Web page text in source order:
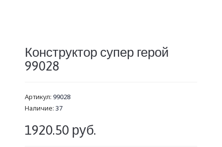
Конструктор супер герой
99028
Артикул: 99028
Наличие: 37
1920.50 руб.